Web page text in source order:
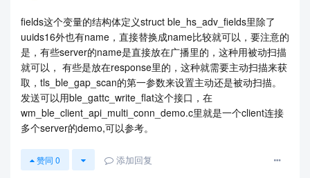
fields这个变量的结构体定义struct ble_hs_adv_fields里除了
uuids16外也有name，直接替换成name比较就可以，要注意的
是，有些server的name是直接放在广播里的，这种用被动扫描
就可以， 有些是放在response里的，这种就需要主动扫描来获
取，tls_ble_gap_scan的第一参数来设置主动还是被动扫描。
发送可以用ble_gattc_write_flat这个接口，在
wm_ble_client_api_multi_conn_demo.c里就是一个client连接
多个server的demo,可以参考。
赞同 0 添加回复